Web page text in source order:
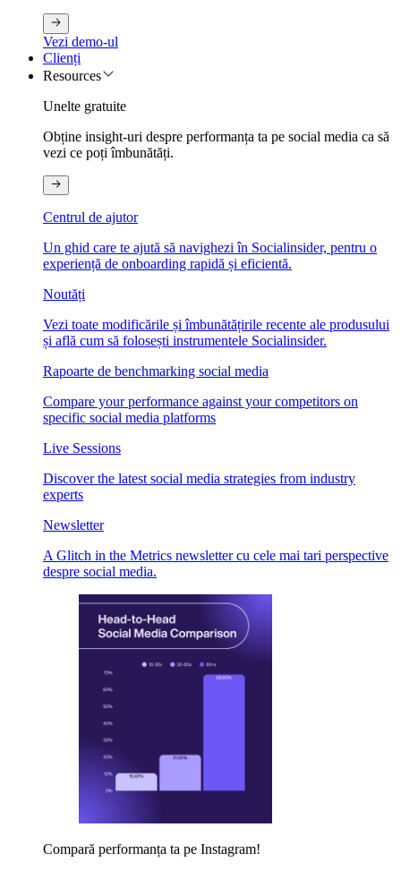
Vezi demo-ul
Clienți
Resources
Unelte gratuite
Obține insight-uri despre performanța ta pe social media ca să
vezi ce poți îmbunătăți.
Centrul de ajutor
Un ghid care te ajută să navighezi în Socialinsider, pentru o
experiență de onboarding rapidă și eficientă.
Noutăți
Vezi toate modificările și îmbunătățirile recente ale produsului
și află cum să folosești instrumentele Socialinsider.
Rapoarte de benchmarking social media
Compare your performance against your competitors on
specific social media platforms
Live Sessions
Discover the latest social media strategies from industry
experts
Newsletter
A Glitch in the Metrics newsletter cu cele mai tari perspective
despre social media.
Compară performanța ta pe Instagram!